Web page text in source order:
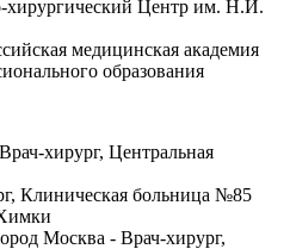
Центр им. Н.И.
медицинская академия
образования
хирург, Центральная
Клиническая больница №85
Москва - Врач-хирург,